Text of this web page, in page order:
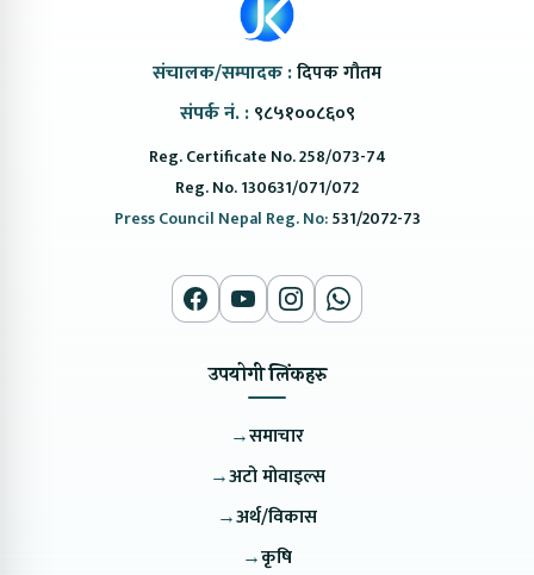
संचालक/सम्पादक :दिपक गौतम
संपर्क नं. : ९८५१००८६०९
Reg. Certificate No. 258/073-74
Reg. No. 130631/071/072
Press Council Nepal Reg. No:531/2072-73
उपयोगी लिंकहरु
→समाचार
→अटो मोवाइल्स
→अर्थ/विकास
→कृषि